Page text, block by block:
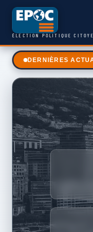
ÉLECTION POLITIQUE
DERNIÈRES